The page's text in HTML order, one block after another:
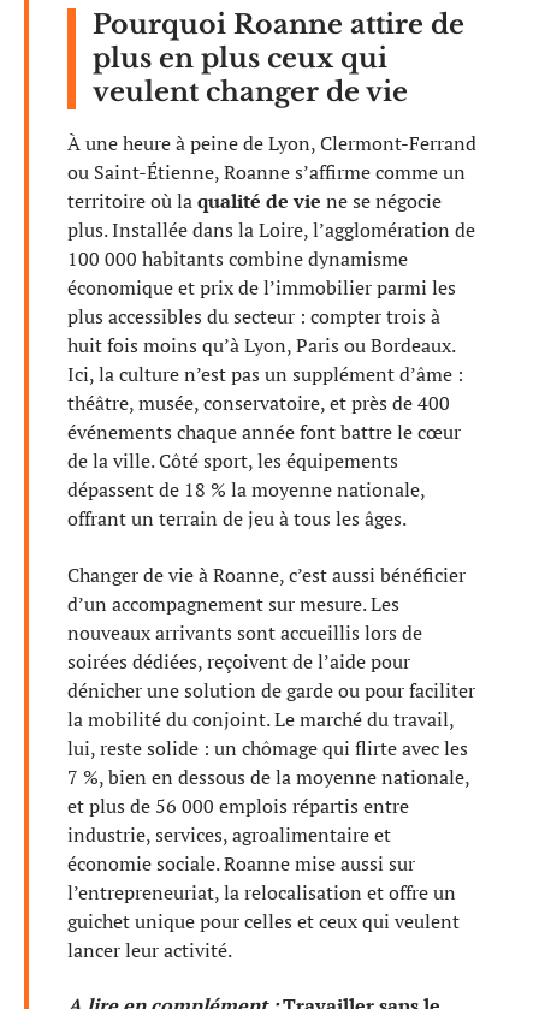
Pourquoi Roanne attire de
plus en plus ceux qui
veulent changer de vie
À une heure à peine de Lyon, Clermont-Ferrand
ou Saint-Étienne, Roanne s’affirme comme un
territoire où laqualité de vie ne se négocie
plus. Installée dans la Loire, l’agglomération de
100 000 habitants combine dynamisme
économique et prix de l’immobilier parmi les
plus accessibles du secteur : compter trois à
huit fois moins qu’à Lyon, Paris ou Bordeaux.
Ici, la culture n’est pas un supplément d’âme :
théâtre, musée, conservatoire, et près de 400
événements chaque année font battre le cœur
de la ville. Côté sport, les équipements
dépassent de 18 % la moyenne nationale,
offrant un terrain de jeu à tous les âges.
Changer de vie à Roanne, c’est aussi bénéficier
d’un accompagnement sur mesure. Les
nouveaux arrivants sont accueillis lors de
soirées dédiées, reçoivent de l’aide pour
dénicher une solution de garde ou pour faciliter
la mobilité du conjoint. Le marché du travail,
lui, reste solide : un chômage qui flirte avec les
7 %, bien en dessous de la moyenne nationale,
et plus de 56 000 emplois répartis entre
industrie, services, agroalimentaire et
économie sociale. Roanne mise aussi sur
l’entrepreneuriat, la relocalisation et offre un
guichet unique pour celles et ceux qui veulent
lancer leur activité.